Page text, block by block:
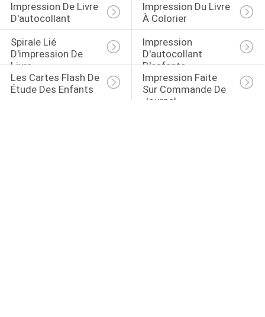
Impression De Livre
D'autocollant
Impression Du Livre
À Colorier
Spirale Lié
D'impression De
Livre
Impression
D'autocollant
D'enfants
Les Cartes Flash De
Étude Des Enfants
Impression Faite
Sur Commande De
Journal